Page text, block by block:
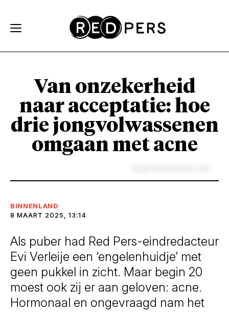
Van onzekerheid
naar acceptatie: hoe
drie jongvolwassenen
omgaan met acne
BINNENLAND
8 MAART 2025, 13:14
Als puber had Red Pers-eindredacteur
Evi Verleije een ‘engelenhuidje’ met
geen pukkel in zicht. Maar begin 20
moest ook zij er aan geloven: acne.
Hormonaal en ongevraagd nam het